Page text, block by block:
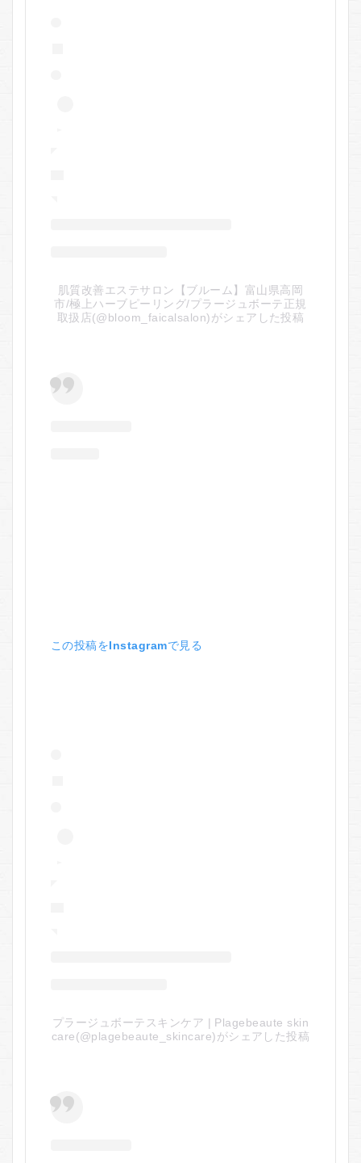
肌質改善エステサロン【ブルーム】富山県高岡
市/極上ハーブピーリング/プラージュボーテ正規
取扱店(@bloom_faicalsalon)がシェアした投稿
この投稿をInstagramで見る
プラージュボーテスキンケア | Plagebeaute skin
care(@plagebeaute_skincare)がシェアした投稿